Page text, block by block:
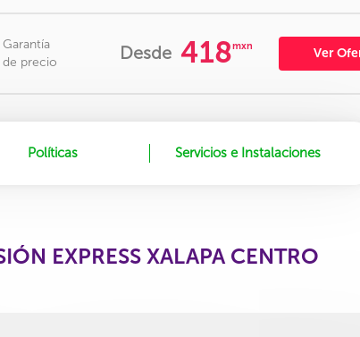
Garantía
de precio
Desde 418mxn Ver
Políticas Servicios e Instalaciones
EXPRESS XALAPA CENTRO